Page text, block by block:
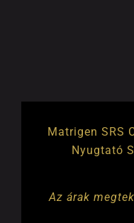
Matrigen SRS
Nyugtató
Az árak